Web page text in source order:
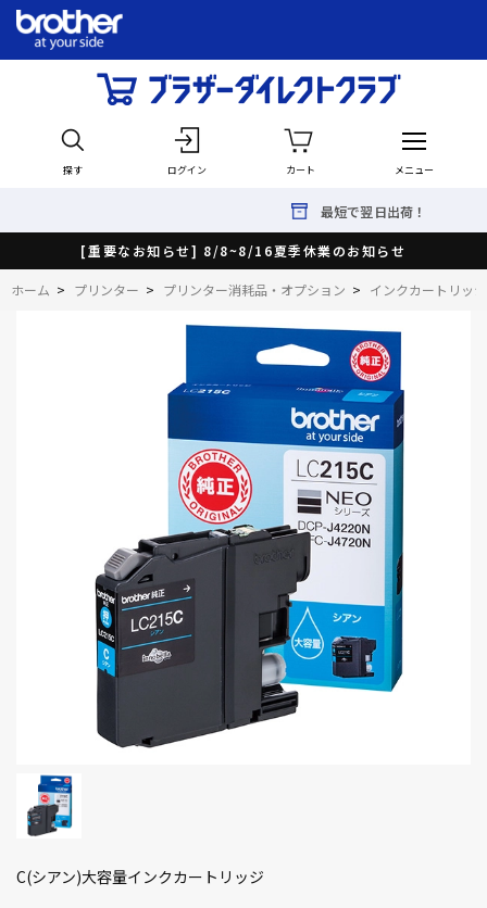
探す ログイン カート メニュー
最短で翌日出荷！
[重要なお知らせ] 8/8~8/16夏季休業のお知らせ
ホーム > プリンター > プリンター消耗品・オプション > インクカートリッジ
C(シアン)大容量インクカートリッジ